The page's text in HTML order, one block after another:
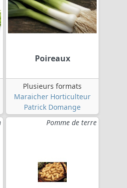
Poireaux
Plusieurs formats
Maraicher Horticulteur
Patrick Domange
Pomme de terre